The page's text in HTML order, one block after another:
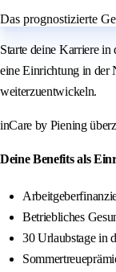
Das prognostizierte
Starte deine Karriere
eine Einrichtung in der
weiterzuentwickeln.
inCare by Piening
Deine Benefits als
Betriebliches
30 Urlaubstage in